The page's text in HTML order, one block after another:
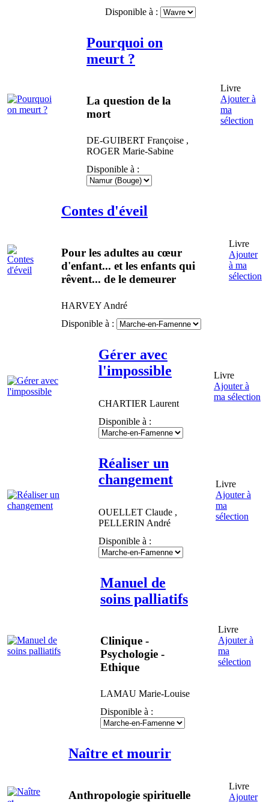
Disponible à :
Pourquoi on
meurt ?
Livre
Ajouter à
ma
sélection
La question de la
mort
DE-GUIBERT Françoise ,
ROGER Marie-Sabine
Disponible à :
Contes d'éveil
Livre
Ajouter
à ma
sélection
Pour les adultes au cœur
d'enfant... et les enfants qui
rêvent... de le demeurer
HARVEY André
Disponible à :
Gérer avec
l'impossible
Livre
Ajouter à
ma sélection
CHARTIER Laurent
Disponible à :
Réaliser un
changement
Livre
Ajouter à
ma
sélection
OUELLET Claude ,
PELLERIN André
Disponible à :
Manuel de
soins palliatifs
Livre
Ajouter à
ma
sélection
Clinique -
Psychologie -
Ethique
LAMAU Marie-Louise
Disponible à :
Naître et mourir
Livre
Ajouter
Anthropologie spirituelle